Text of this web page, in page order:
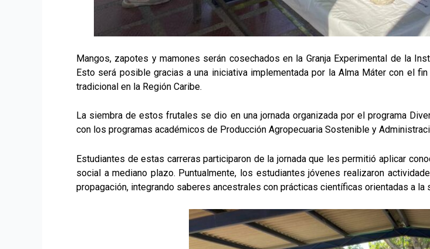
Mangos, zapotes y mamones serán cosechados en la Granja Experimental de la
Esto será posible gracias a una iniciativa implementada por la Alma Máter con el
tradicional en la Región Caribe.
La siembra de estos frutales se dio en una jornada organizada por el programa
con los programas académicos de Producción Agropecuaria Sostenible y
Estudiantes de estas carreras participaron de la jornada que les permitió aplicar
social a mediano plazo. Puntualmente, los estudiantes jóvenes realizaron
propagación, integrando saberes ancestrales con prácticas científicas orientadas a la